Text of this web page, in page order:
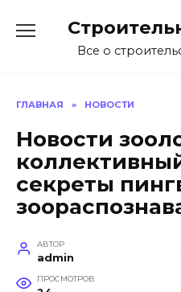
содержаниюВсе о
ГЛАВНАЯ » НОВОСТИ
Новости
секреты
АВТОР
admin
ПРОСМОТРОВ